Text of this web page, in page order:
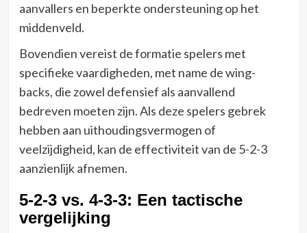
aanvallers en beperkte ondersteuning op het
middenveld.
Bovendien vereist de formatie spelers met
specifieke vaardigheden, met name de wing-
backs, die zowel defensief als aanvallend
bedreven moeten zijn. Als deze spelers gebrek
hebben aan uithoudingsvermogen of
veelzijdigheid, kan de effectiviteit van de 5-2-3
aanzienlijk afnemen.
5-2-3 vs. 4-3-3: Een tactische
vergelijking